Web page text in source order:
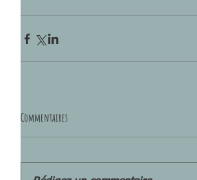
Commentaires